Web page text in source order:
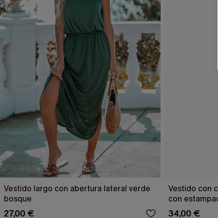
Vestido largo con abertura lateral verde
bosque
27,00 €
Vestido con
con
34,00 €